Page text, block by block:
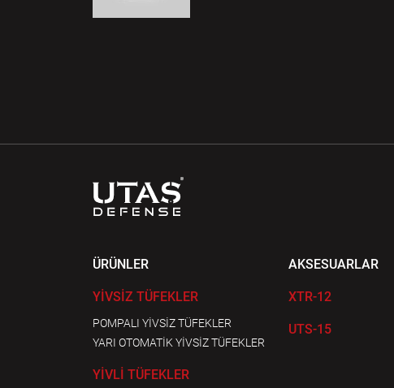
ÜRÜNLER
YİVSİZ TÜFEKLER
POMPALI YİVSİZ TÜFEKLER
YARI OTOMATİK YİVSİZ TÜFEKLER
YİVLİ TÜFEKLER
AKSESUARLAR
XTR-12
UTS-15